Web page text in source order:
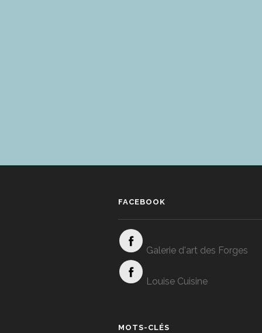
FACEBOOK
Galerie d'art des Forges
Louise Cuisine
MOTS-CLÉS